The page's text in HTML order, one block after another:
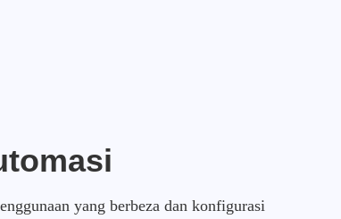
yang berbeza dan konfigurasi